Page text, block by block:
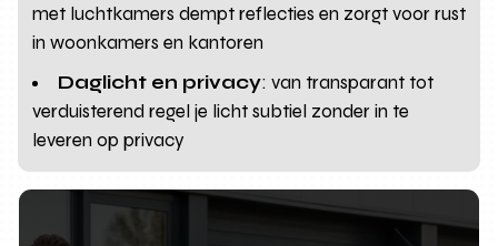
met luchtkamers dempt reflecties en zorgt voor rust
in woonkamers en kantoren
Daglicht en privacy: van transparant tot
verduisterend regel je licht subtiel zonder in te
leveren op privacy